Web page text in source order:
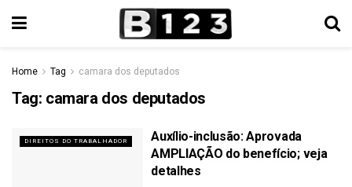
Home Tag camara dos deputados
Tag: camara dos deputados
DIREITOS DO TRABALHADOR
Auxílio-inclusão: Aprovada
AMPLIAÇÃO do benefício; veja
detalhes